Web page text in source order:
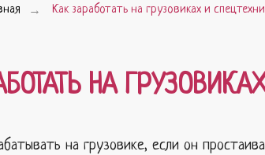
→ Как заработать на грузовиках и
НА
на грузовике, если он